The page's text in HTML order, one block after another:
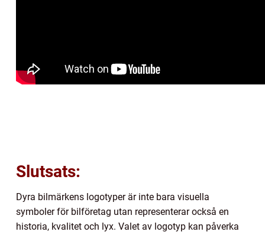
Slutsats:
Dyra bilmärkens logotyper är inte bara visuella
symboler för bilföretag utan representerar också en
historia, kvalitet och lyx. Valet av logotyp kan påverka